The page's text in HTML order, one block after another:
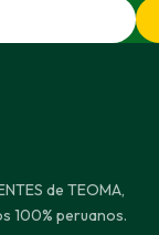
de TEOMA,
100% peruanos.